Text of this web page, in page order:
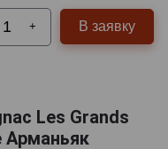
+ В заявку
Les Grands
Арманьяк